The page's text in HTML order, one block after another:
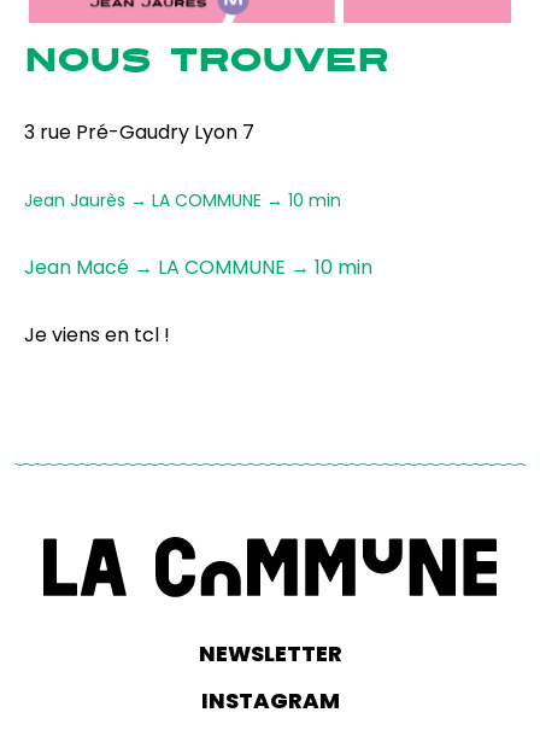
NOUS TROUVER
3 rue Pré-Gaudry Lyon 7
Jean Jaurès → LA COMMUNE → 10 min
Jean Macé → LA COMMUNE → 10 min
Je viens en tcl !
NEWSLETTER
INSTAGRAM